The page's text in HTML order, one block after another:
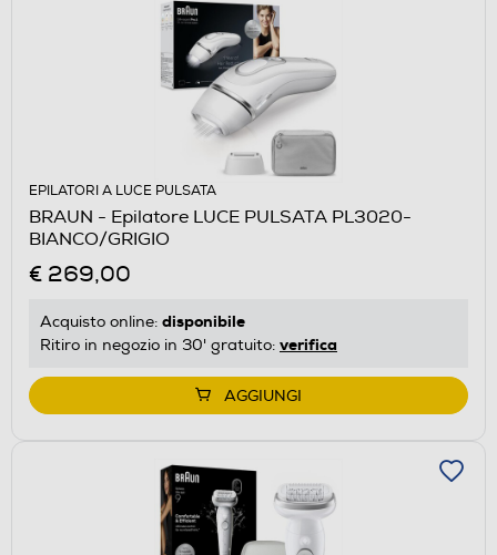
EPILATORI A LUCE PULSATA
BRAUN - Epilatore LUCE PULSATA PL3020-
BIANCO/GRIGIO
€ 269,00
Acquisto online: disponibile
Ritiro in negozio in 30' gratuito: verifica
AGGIUNGI